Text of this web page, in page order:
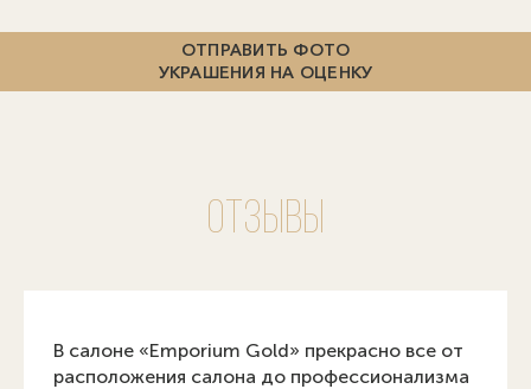
ОТПРАВИТЬ ФОТО
УКРАШЕНИЯ НА ОЦЕНКУ
Отзывы
В салоне «Emporium Gold» прекрасно все от
расположения салона до профессионализма